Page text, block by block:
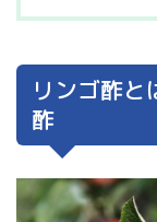
リンゴ酢
酢